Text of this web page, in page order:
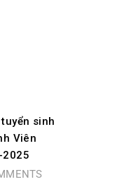
sinh
Viên
2025